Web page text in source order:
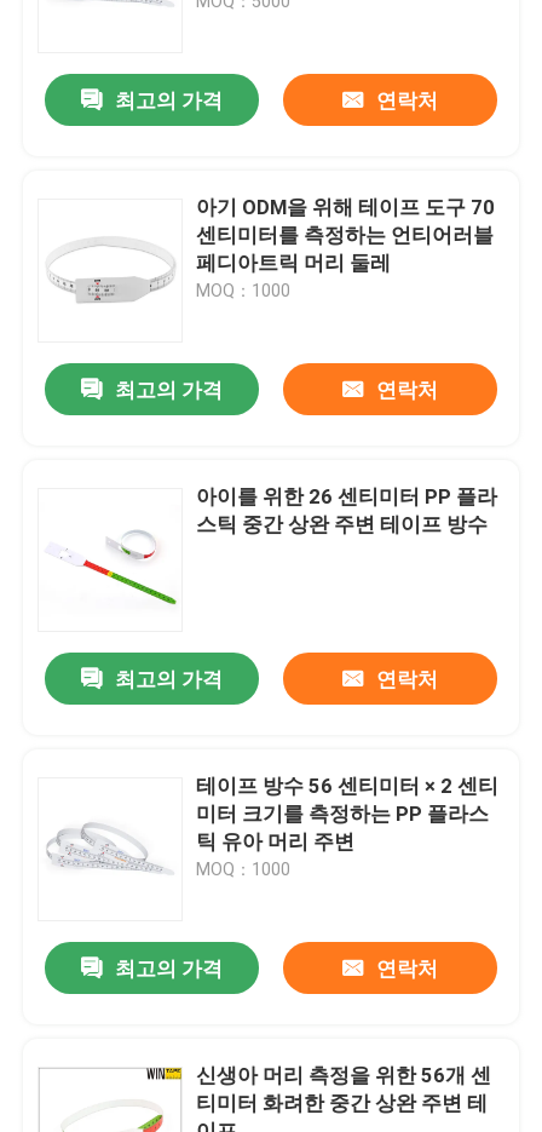
우리에 대하여
공장 여행
줄자에게 입히기
개별적 재봉 줄자
최고의 가격 연락처
아기 ODM을 위해 테이프 도구 70
센티미터를 측정하는 언티어러블
페디아트릭 머리 둘레
MOQ：1000
최고의 가격 연락처
아이를 위한 26 센티미터 PP 플라
스틱 중간 상완 주변 테이프 방수
최고의 가격 연락처
테이프 방수 56 센티미터 × 2 센티
미터 크기를 측정하는 PP 플라스
틱 유아 머리 주변
MOQ：1000
최고의 가격 연락처
신생아 머리 측정을 위한 56개 센
티미터 화려한 중간 상완 주변 테